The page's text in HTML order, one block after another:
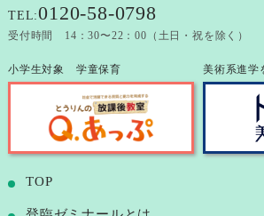
TEL:0120-58-0798
受付時間 14：30〜22：00（土日・祝を除く）
小学生対象 学童保育 美術系進学
TOP